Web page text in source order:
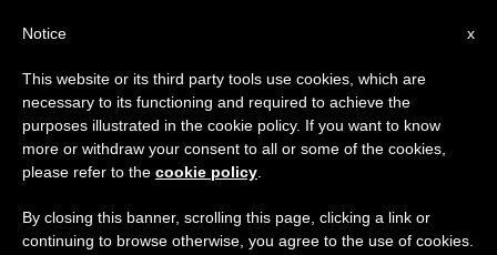
Benedetto XVI riceve in udienza
le ACLI nel sessantesimo
anniversario di fondazione
x
Notice
This website or its third party tools use cookies, which are
necessary to its functioning and required to achieve the
purposes illustrated in the cookie policy. If you want to know
more or withdraw your consent to all or some of the cookies,
please refer to the cookie policy
By closing this banner, scrolling this page, clicking a link or
continuing to browse otherwise, you agree to the use of cookies.